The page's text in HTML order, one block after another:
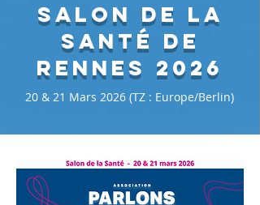
Salon de la
Santé de
Rennes 2026
20 & 21 Mars 2026 (TZ : Europe/Berlin)